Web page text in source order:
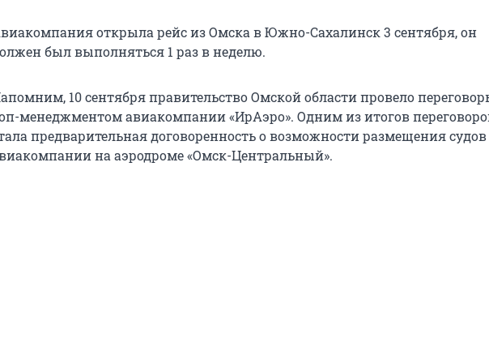
открыла рейс из Омска в Южно-Сахалинск 3 сентября, он
был выполняться 1 раз в неделю.
10 сентября правительство Омской области провело
менеджментом авиакомпании «ИрАэро». Одним из итогов
предварительная договоренность о возможности размещения судов
на аэродроме «Омск-Центральный».